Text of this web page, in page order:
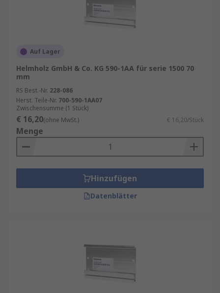
Auf Lager
Helmholz GmbH & Co. KG 590-1AA für serie 1500 70
mm
RS Best.-Nr. 228-086
Herst. Teile-Nr. 700-590-1AA07
Zwischensumme (1 Stück)
€ 16,20(ohne MwSt.) € 16,20/Stück
Menge
Hinzufügen
Datenblätter